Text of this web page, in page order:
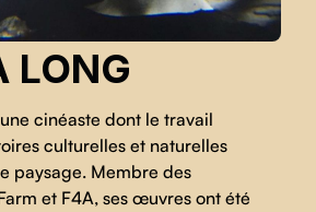
LONG
cinéaste dont le travail
culturelles et naturelles
paysage. Membre des
et F4A, ses œuvres ont été